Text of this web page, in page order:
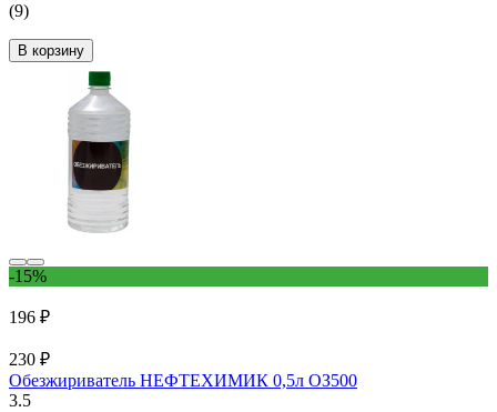
(9)
В корзину
-15%
196 ₽
230 ₽
Обезжириватель НЕФТЕХИМИК 0,5л ОЗ500
3.5